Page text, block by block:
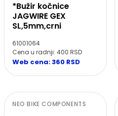
*Bužir kočnice
JAGWIRE GEX
SL,5mm,crni
61001064
Cena u radnji: 400 RSD
Web cena: 360 RSD
NEO BIKE COMPONENTS